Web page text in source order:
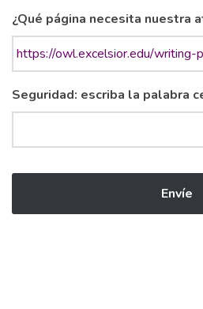
¿Qué página necesita nuestra
Seguridad: escriba la palabra